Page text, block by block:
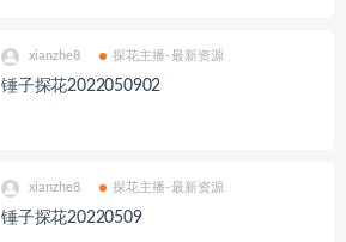
xianzhe8 探花主播-最新资源
锤子探花2022050902
xianzhe8 探花主播-最新资源
锤子探花20220509